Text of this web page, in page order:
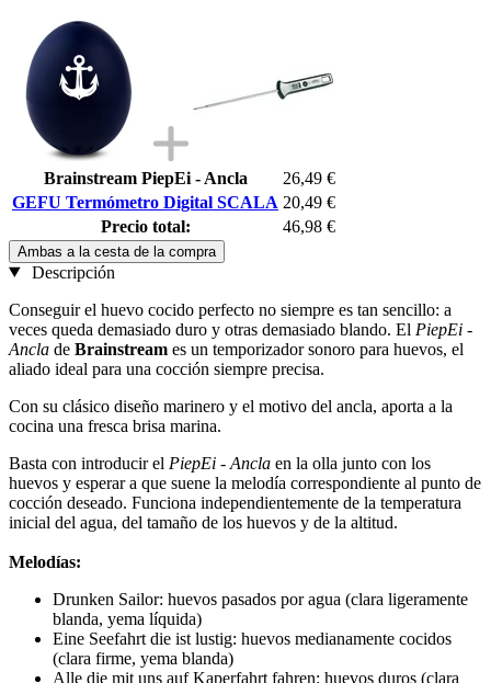
Brainstream PiepEi - Ancla
26,49 €
GEFU Termómetro Digital SCALA 20,49 €
Precio total:
46,98 €
Ambas a la cesta de la compra
Descripción
Conseguir el huevo cocido perfecto no siempre es tan sencillo: a
veces queda demasiado duro y otras demasiado blando. El PiepEi -
Ancla de Brainstream es un temporizador sonoro para huevos, el
aliado ideal para una cocción siempre precisa.
Con su clásico diseño marinero y el motivo del ancla, aporta a la
cocina una fresca brisa marina.
Basta con introducir el PiepEi - Ancla en la olla junto con los
huevos y esperar a que suene la melodía correspondiente al punto de
cocción deseado. Funciona independientemente de la temperatura
inicial del agua, del tamaño de los huevos y de la altitud.
Melodías:
Drunken Sailor: huevos pasados por agua (clara ligeramente
blanda, yema líquida)
Eine Seefahrt die ist lustig: huevos medianamente cocidos
(clara firme, yema blanda)
Alle die mit uns auf Kaperfahrt fahren: huevos duros (clara